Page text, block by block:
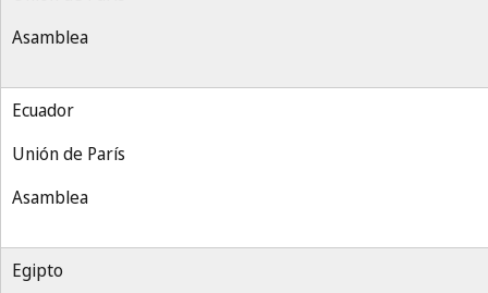
Asamblea
Ecuador
Unión de París
Asamblea
Egipto